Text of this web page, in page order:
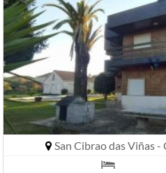
San Cibrao das Viñas